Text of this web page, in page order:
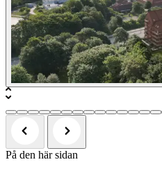
På den här sidan